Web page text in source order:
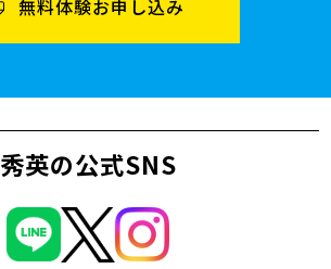
無料体験お申し込み
秀英の公式SNS